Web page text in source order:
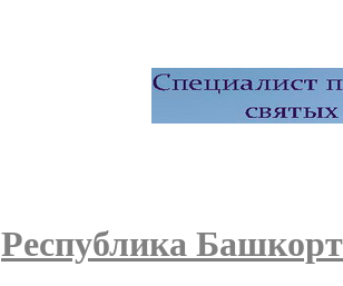
Республика